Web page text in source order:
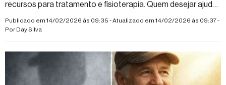
recursos para tratamento e fisioterapia. Quem desejar ajudar
pode realizar doação via Pix
Publicado em 14/02/2026 às 09:35 - Atualizado em 14/02/2026 às 09:37 -
PorDay Silva